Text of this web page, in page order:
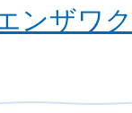
ンザワ